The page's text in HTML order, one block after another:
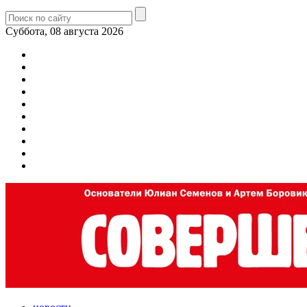
Суббота, 08 августа 2026